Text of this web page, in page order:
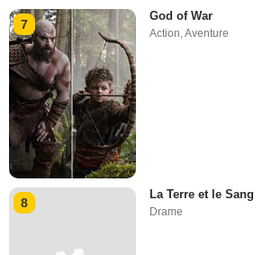
7
God of War
Action ,Aventure
8
La Terre et le Sang
Drame